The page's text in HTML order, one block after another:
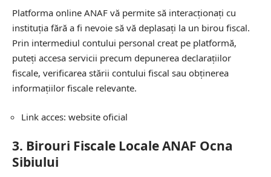
Platforma online ANAF vă permite să interacționați cu
instituția fără a fi nevoie să vă deplasați la un birou fiscal.
Prin intermediul contului personal creat pe platformă,
puteți accesa servicii precum depunerea declarațiilor
fiscale, verificarea stării contului fiscal sau obținerea
informațiilor fiscale relevante.
Link acces: website oficial
3. Birouri Fiscale Locale ANAF Ocna
Sibiului